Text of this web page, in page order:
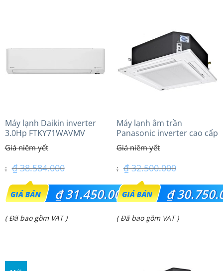
₫ 28.350.000.
₫ 13.250.000.
Máy lạnh Daikin inverter
3.0Hp FTKY71WAVMV
₫38.584.000
Giá
gốc
là:
₫31.450.000
Giá
( Đã bao gồm VAT )
Máy lạnh âm trần
Panasonic inverter cao cấp
(3.0Hp) S-2430PU3HA/U-
24PRH1H5
₫32.500.000
Giá
gốc
là:
₫
Giá
( Đã bao gồm VAT )